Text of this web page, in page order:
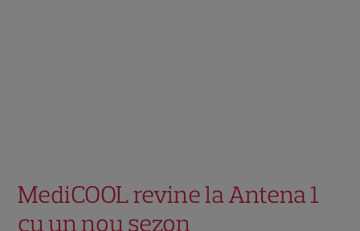
MediCOOL revine la Antena 1
cu un nou sezon